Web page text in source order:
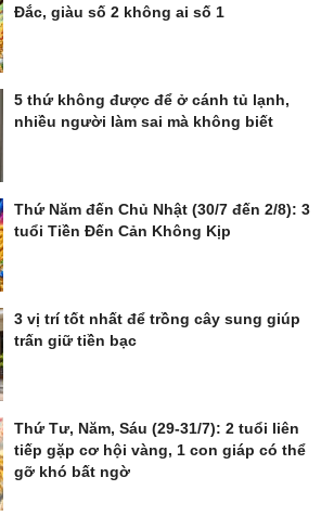
Đắc, giàu số 2 không ai số 1
5 thứ không được để ở cánh tủ lạnh,
nhiều người làm sai mà không biết
Thứ Năm đến Chủ Nhật (30/7 đến 2/8): 3
tuổi Tiền Đến Cản Không Kịp
3 vị trí tốt nhất để trồng cây sung giúp
trấn giữ tiền bạc
Thứ Tư, Năm, Sáu (29-31/7): 2 tuổi liên
tiếp gặp cơ hội vàng, 1 con giáp có thể
gỡ khó bất ngờ